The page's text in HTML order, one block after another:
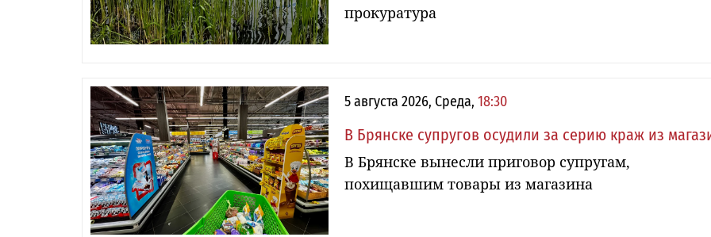
прокуратура
5 августа 2026, Среда, 18:30
В Брянске супругов осудили за серию краж из
В Брянске вынесли приговор супругам,
похищавшим товары из магазина